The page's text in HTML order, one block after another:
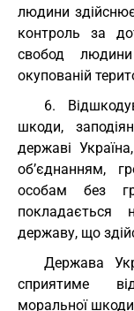
людини
контроль за
свобод
окупованій
6.
шкоди,
державі
об’єднанням,
особам без
державу, що
Держава
сприятиме
моральної